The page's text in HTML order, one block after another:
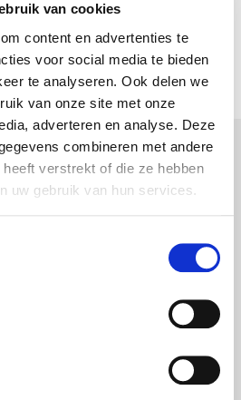
van cookies
content en advertenties te
voor social media te bieden
te analyseren. Ook delen we
van onze site met onze
adverteren en analyse. Deze
combineren met andere
verstrekt of die ze hebben
uw gebruik van hun services.
ons op via ons online
zo spoedig